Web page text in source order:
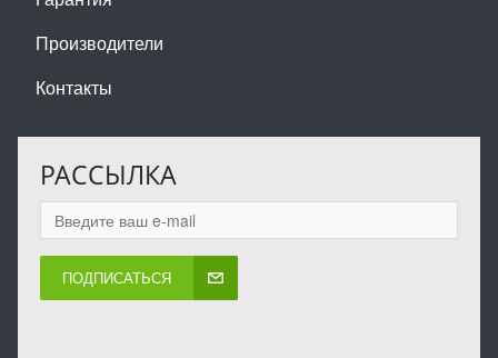
Производители
Контакты
РАССЫЛКА
ПОДПИСАТЬСЯ